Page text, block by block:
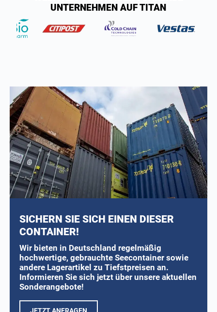
UNTERNEHMEN AUF TITAN
SICHERN SIE SICH EINEN DIESER
CONTAINER!
Wir bieten in Deutschland regelmäßig
hochwertige, gebrauchte Seecontainer sowie
andere Lagerartikel zu Tiefstpreisen an.
Informieren Sie sich jetzt über unsere aktuellen
Sonderangebote!
JETZT ANFRAGEN